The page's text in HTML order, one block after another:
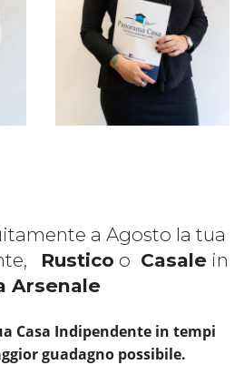
a Agosto la tua
Rustico o Casale in
Arsenale
Casa Indipendente in tempi
guadagno possibile.